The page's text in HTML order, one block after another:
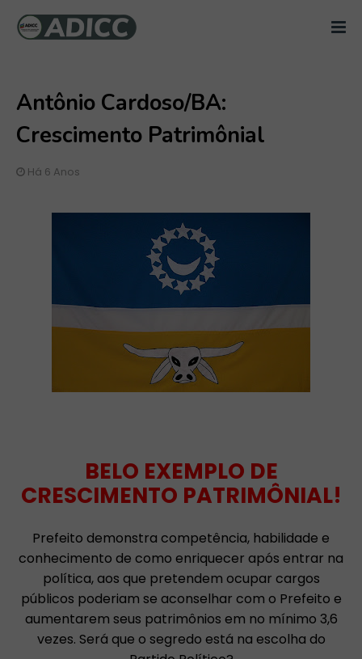
Antônio Cardoso/BA:
Crescimento Patrimônial
Há 6 Anos
BELO EXEMPLO DE
CRESCIMENTO PATRIMÔNIAL!
Prefeito demonstra competência, habilidade e
conhecimento de como enriquecer após entrar na
política, aos que pretendem ocupar cargos
públicos poderiam se aconselhar com o Prefeito e
aumentarem seus patrimônios em no mínimo 3,6
vezes. Será que o segredo está na escolha do